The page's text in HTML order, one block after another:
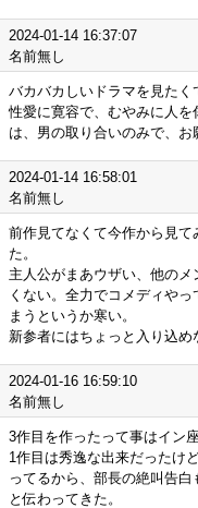
2024-01-14 16:37:07
名前無し
バカバカしいドラマを見た
性愛に寛容で、むやみに人
は、男の取り合いのみで、お
2024-01-14 16:58:01
名前無し
前作見てなくて今作から見
た。
主人公がまあウザい、他の
くない。全力でコメディや
まうというか寒い。
新参者にはちょっと入り込め
2024-01-16 16:59:10
名前無し
3作目を作ったって事はイン
1作目は秀逸な出来だったけ
ってるから、部長の絶叫告
と伝わってきた。